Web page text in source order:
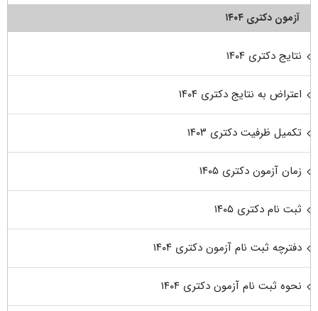
آزمون دکتری ۱۴۰۴
نتایج دکتری ۱۴۰۴
اعتراض به نتایج دکتری ۱۴۰۴
تکمیل ظرفیت دکتری ۱۴۰۳
زمان آزمون دکتری ۱۴۰۵
ثبت نام دکتری ۱۴۰۵
دفترچه ثبت نام آزمون دکتری ۱۴۰۴
نحوه ثبت نام آزمون دکتری ۱۴۰۴